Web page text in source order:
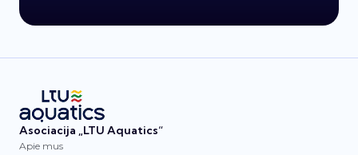
Asociacija „LTU Aquatics“
Apie mus